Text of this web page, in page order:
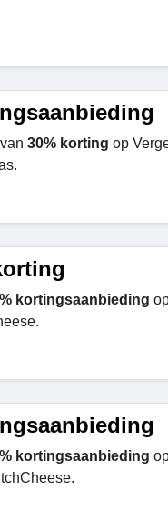
30% korting op
kortingsaanbieding
kortingsaanbieding